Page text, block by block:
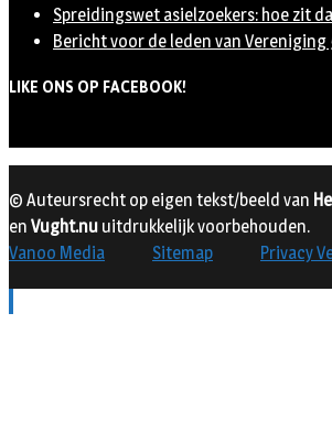
Spreidingswet asielzoekers: hoe zit
Bericht voor de leden van Vereniging
LIKE ONS OP FACEBOOK!
© Auteursrecht op eigen tekst/beeld van
en Vught.nu uitdrukkelijk voorbehouden.
Vanoo Media
Sitemap Privacy